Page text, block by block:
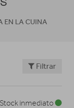
EN LA CUINA
Filtrar
Stock inmediato